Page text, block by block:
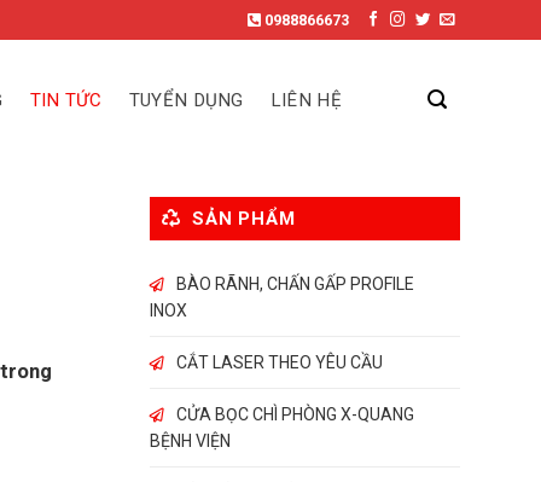
0988866673
TIN TỨC TUYỂN DỤNG LIÊN HỆ
SẢN PHẨM
BÀO RÃNH, CHẤN GẤP PROFILE
INOX
CẮT LASER THEO YÊU CẦU
CỬA BỌC CHÌ PHÒNG X-QUANG
BỆNH VIỆN